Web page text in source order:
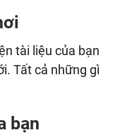
tài liệu của bạn
Tất cả những gì
bạn